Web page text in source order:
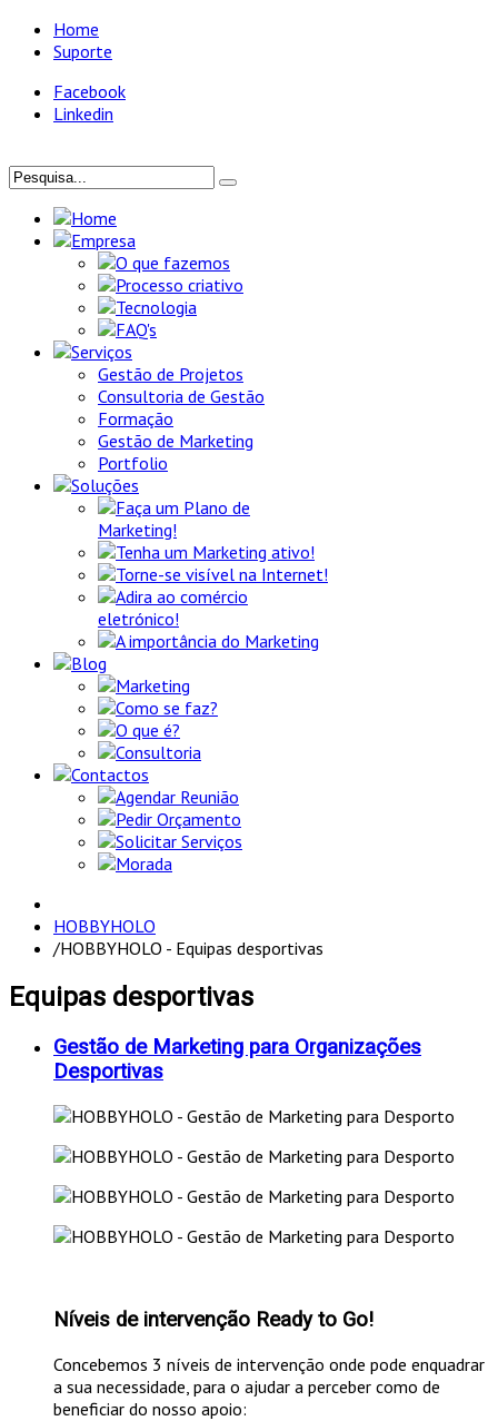
Home
Suporte
Facebook
Linkedin
Home
Empresa
O que fazemos
Processo criativo
Tecnologia
FAQ's
Serviços
Gestão de Projetos
Consultoria de Gestão
Formação
Gestão de Marketing
Portfolio
Soluções
Faça um Plano de
Marketing!
Tenha um Marketing ativo!
Torne-se visível na Internet!
Adira ao comércio
eletrónico!
A importância do Marketing
Blog
Marketing
Como se faz?
O que é?
Consultoria
Contactos
Agendar Reunião
Pedir Orçamento
Solicitar Serviços
Morada
HOBBYHOLO
/HOBBYHOLO - Equipas desportivas
Equipas desportivas
Gestão de Marketing para Organizações
Desportivas
Níveis de intervenção Ready to Go!
Concebemos 3 níveis de intervenção onde pode enquadrar
a sua necessidade, para o ajudar a perceber como de
beneficiar do nosso apoio: